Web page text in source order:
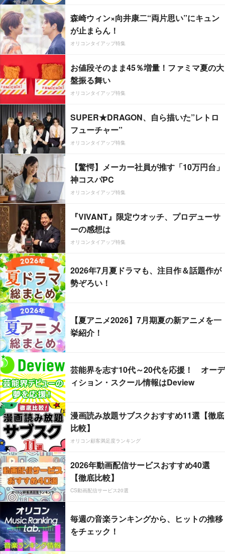
森崎ウィン×向井康二“両片思い”にキュン
が止まらん！
オリコンタイアップ特集
お値段そのまま45％増量！ファミマ夏の大
盤振る舞い
オリコンタイアップ特集
SUPER★DRAGON、自ら描いた”レトロ
フューチャー”
オリコンタイアップ特集
【驚愕】メーカー社員が推す「10万円台」
神コスパPC
オリコンタイアップ特集
『VIVANT』限定ウオッチ、プロデューサ
ーの感想は
オリコンタイアップ特集
2026年7月夏ドラマも、注目作＆話題作が
勢ぞろい！
【夏アニメ2026】7月期夏の新アニメを一
挙紹介！
芸能界を志す10代～20代を応援！ オーデ
ィション・スクール情報はDeview
漫画読み放題サブスクおすすめ11選【徹底
比較】
オリコン顧客満足度ランキング
2026年動画配信サービスおすすめ40選
【徹底比較】
CS動画配信サービス20選
毎週の音楽ランキングから、ヒットの推移
をチェック！